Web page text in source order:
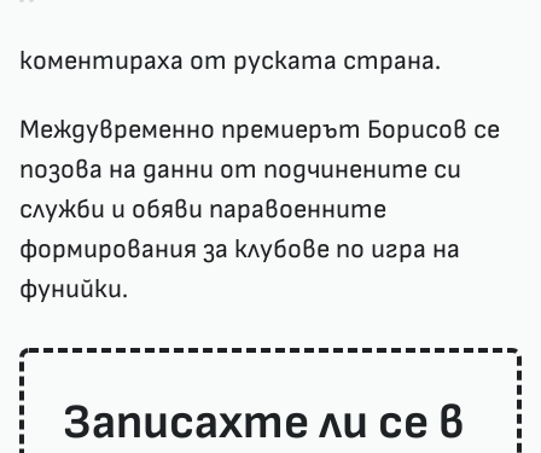
коментираха от руската страна.
Междувременно премиерът Борисов се
позова на данни от подчинените си
служби и обяви паравоенните
формирования за клубове по игра на
фунийки.
Записахте ли се в